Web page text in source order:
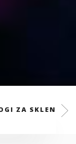
ZA SKLENITEV